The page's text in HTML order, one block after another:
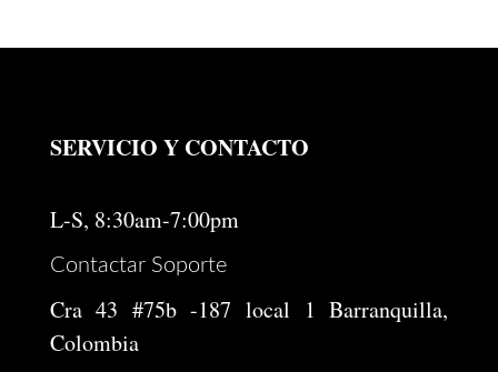
era:
es:
SERVICIO Y CONTACTO
L-S, 8:30am-7:00pm
Contactar Soporte
Cra 43 #75b -187 local 1 Barranquilla,
Colombia